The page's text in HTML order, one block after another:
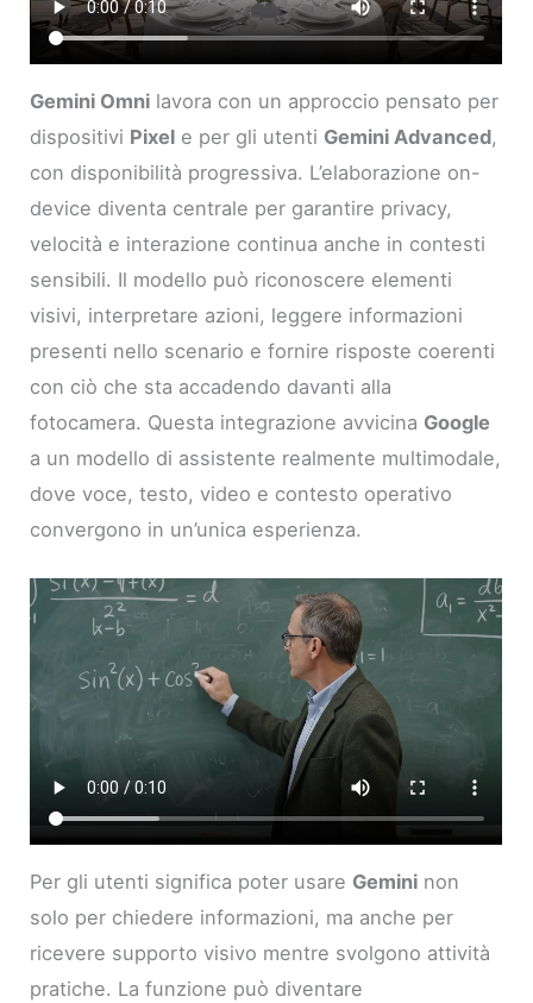
Gemini Omni lavora con un approccio pensato per
dispositivi Pixel e per gli utenti Gemini Advanced,
con disponibilità progressiva. L’elaborazione on-
device diventa centrale per garantire privacy,
velocità e interazione continua anche in contesti
sensibili. Il modello può riconoscere elementi
visivi, interpretare azioni, leggere informazioni
presenti nello scenario e fornire risposte coerenti
con ciò che sta accadendo davanti alla
fotocamera. Questa integrazione avvicina Google
a un modello di assistente realmente multimodale,
dove voce, testo, video e contesto operativo
convergono in un’unica esperienza.
Per gli utenti significa poter usare Gemini non
solo per chiedere informazioni, ma anche per
ricevere supporto visivo mentre svolgono attività
pratiche. La funzione può diventare